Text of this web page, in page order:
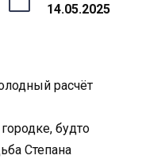
14.05.2025
расчёт
будто
Степана